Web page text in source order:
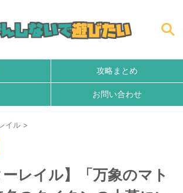
攻略まとめ
お問い合わせ
イル >
ーレイル】「万象のマト